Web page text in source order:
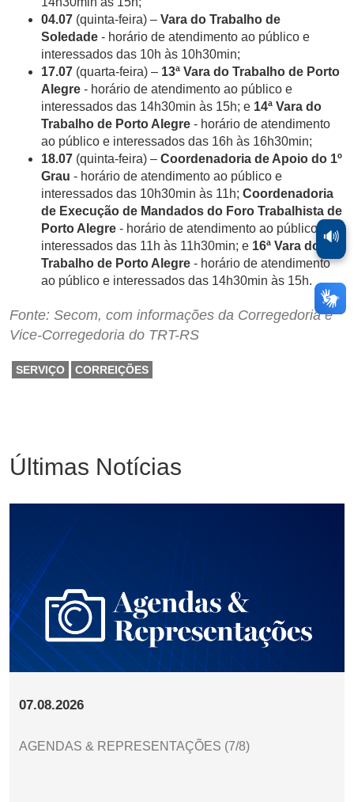
04.07 (quinta-feira) – Vara do Trabalho de
Soledade - horário de atendimento ao público e
interessados das 10h às 10h30min;
17.07 (quarta-feira) – 13ª Vara do Trabalho de Porto
Alegre - horário de atendimento ao público e
interessados das 14h30min às 15h; e 14ª Vara do
Trabalho de Porto Alegre - horário de atendimento
ao público e interessados das 16h às 16h30min;
18.07 (quinta-feira) – Coordenadoria de Apoio do 1º
Grau - horário de atendimento ao público e
interessados das 10h30min às 11h; Coordenadoria
de Execução de Mandados do Foro Trabalhista de
Porto Alegre - horário de atendimento ao público e
interessados das 11h às 11h30min; e 16ª Vara do
Trabalho de Porto Alegre - horário de atendimento
ao público e interessados das 14h30min às 15h.
Fonte: Secom, com informações da Corregedoria e
Vice-Corregedoria do TRT-RS
SERVIÇO CORREIÇÕES
Últimas Notícias
07.08.2026
AGENDAS & REPRESENTAÇÕES (7/8)
🔊